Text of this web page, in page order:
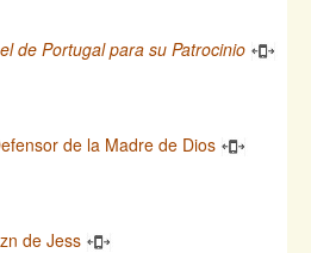
de Portugal para su Patrocinio
de la Madre de Dios
de Jess